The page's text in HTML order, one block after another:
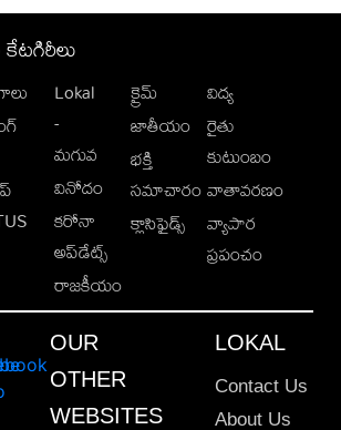
Lokal
-
మగువ
వినోదం
కరోనా
అప్‌డేట్స్
రాజకీయం
క్రైమ్
జాతీయం
భక్తి
సమాచారం
క్లాసిఫైడ్స్
విద్య
రైతు
కుటుంబం
వాతావరణం
వ్యాపార
ప్రపంచం
OUR
OTHER
WEBSITES
LOKAL
Contact Us
About Us